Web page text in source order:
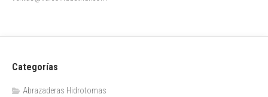
Categorías
Abrazaderas Hidrotomas